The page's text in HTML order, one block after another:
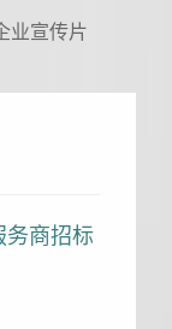
业宣传片
商招标